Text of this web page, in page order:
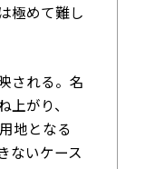
極めて難し
される。名
がり、
地となる
ないケース